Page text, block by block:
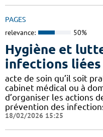
PAGES
relevance: 50%
Hygiène et
infections liées
acte de soin qu’il soit
cabinet médical ou à
d’organiser les actions
prévention des
18/02/2026 15:25